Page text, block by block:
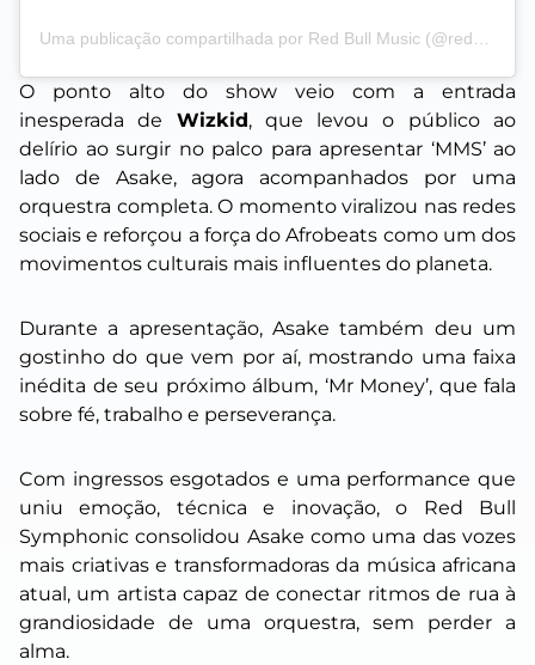
Uma publicação compartilhada por Red Bull Music (@redbullmusic)
O ponto alto do show veio com a entrada
inesperada de Wizkid, que levou o público ao
delírio ao surgir no palco para apresentar ‘MMS’ao
lado de Asake, agora acompanhados por uma
orquestra completa. O momento viralizou nas redes
sociais e reforçou a força do Afrobeats como um dos
movimentos culturais mais influentes do planeta.
Durante a apresentação, Asake também deu um
gostinho do que vem por aí, mostrando uma faixa
inédita de seu próximo álbum, ‘Mr Money’, que fala
sobre fé, trabalho e perseverança.
Com ingressos esgotados e uma performance que
uniu emoção, técnica e inovação, o Red Bull
Symphonic consolidou Asake como uma das vozes
mais criativas e transformadoras da música africana
atual, um artista capaz de conectar ritmos de rua à
grandiosidade de uma orquestra, sem perder a
alma.